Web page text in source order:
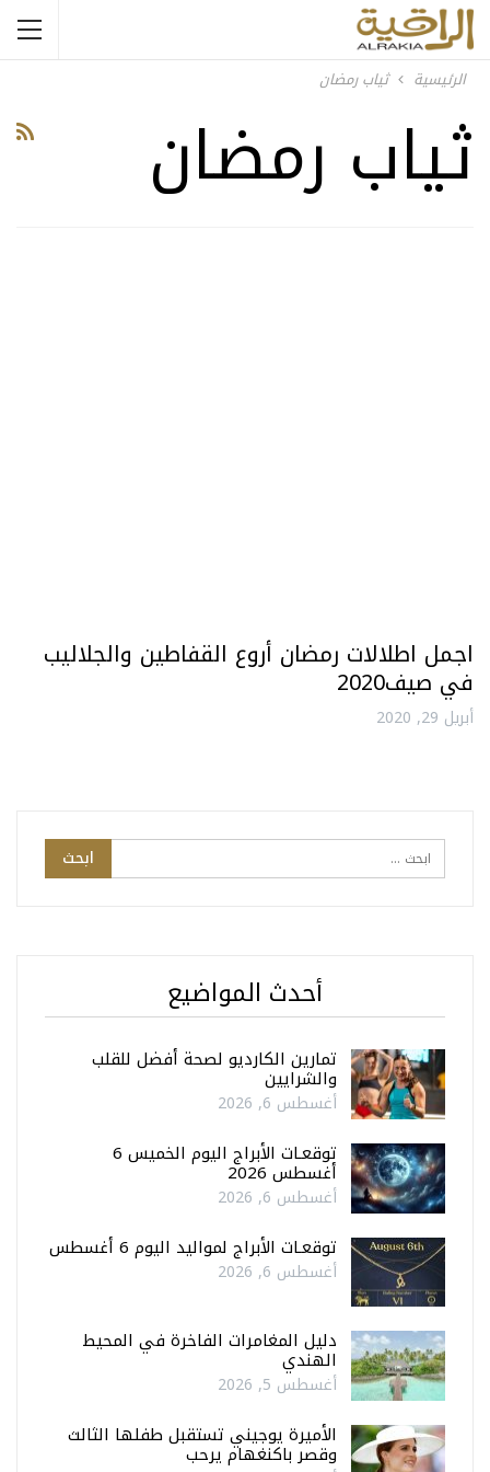
الرئيسية ثياب رمضان
ثياب رمضان
اجمل اطلالات رمضان أروع القفاطين والجلاليب
في صيف2020
أبريل 29, 2020
أحدث المواضيع
تمارين الكارديو لصحة أفضل للقلب
والشرايين
أغسطس 6, 2026
توقعـات الأبراج اليوم الخميس 6
أغسطس 2026
أغسطس 6, 2026
توقعـات الأبراج لمواليد اليوم 6 أغسطس
أغسطس 6, 2026
دليل المغامرات الفاخرة في المحيط
الهندي
أغسطس 5, 2026
الأميرة يوجيني تستقبل طفلها الثالث
وقصر باكنغهام يرحب